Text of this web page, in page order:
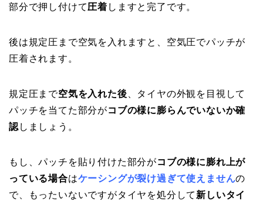
部分で押し付けて圧着 しますと完了です。
後は規定圧まで空気を入れますと、空気圧でパッチが
圧着されます。
規定圧まで空気を入れた後 、タイヤの外観を目視して
パッチを当てた部分がコブの様に膨らんでいないか確
認 しましょう。
もし、パッチを貼り付けた部分がコブの様に膨れ上が
っている場合はケーシングが裂け過ぎて使えませんの
で、もったいないですがタイヤを処分して 新しいタイ